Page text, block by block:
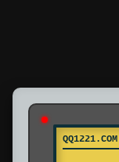
QQ1221.COM